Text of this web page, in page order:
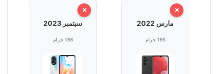
×
مارس 2022
195 جرام
×
سبتمبر 2023
188 جرام